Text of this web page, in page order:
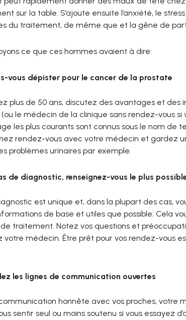
sur la table. S’ajoute ensuite l’anxiété, le
du traitement, de même que et la gêne de
ce que ces hommes avaient à dire:
vous dépister pour le cancer de la prostate
plus de 50 ans, discutez des avantages et
le médecin de la clinique sans rendez-vous si
les plus courants sont connus sous le nom de
rendez-vous avec votre médecin et gardez
problèmes urinaires par exemple.
de diagnostic, renseignez-vous le plus
est unique et, dans la plupart des cas,
de base et utiles que possible. Cela
traitement. Notez vos questions et
votre médecin. Être prêt pour vos rendez-vous
les lignes de communication ouvertes
honnête avec vos proches, votre
sentir seul ou moins soutenu si vous essayez